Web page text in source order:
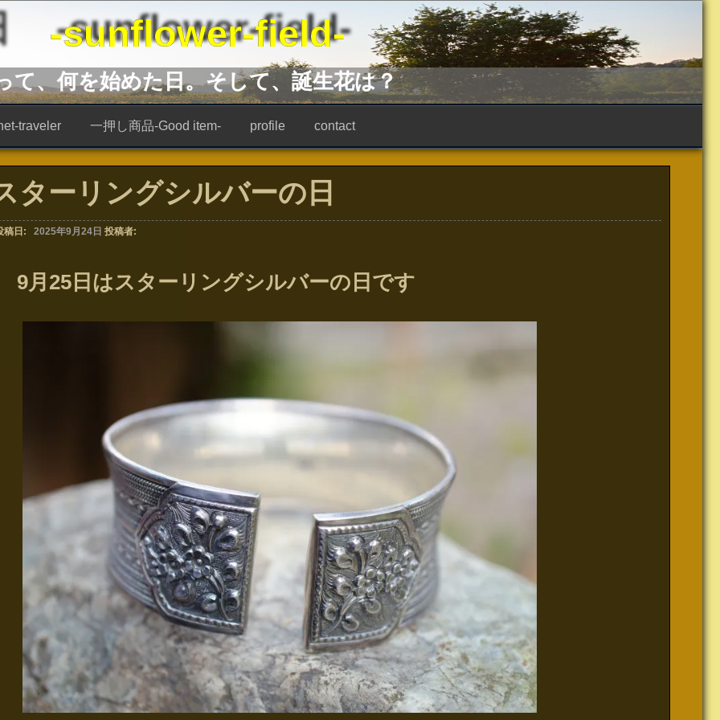
-sunflower-field-
、何を始めた日。そして、誕生花は？
traveler 一押し商品-Good item- profile contact
ターリングシルバーの日
稿日: 2025年9月24日 投稿者:
9月25日はスターリングシルバーの日です